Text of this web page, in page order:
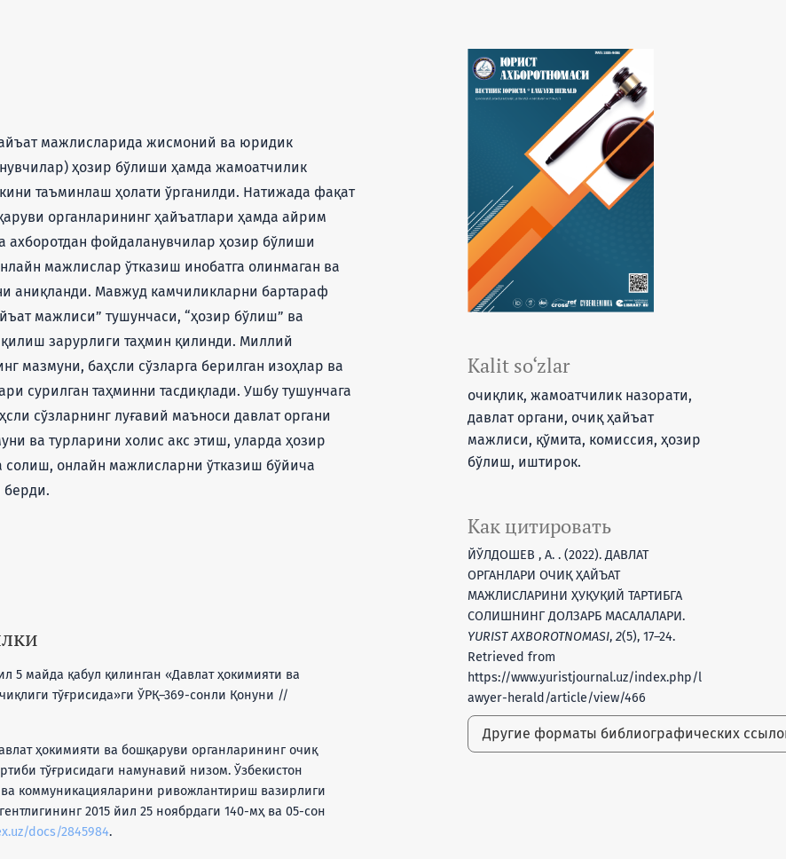
Kalit so‘zlar
очиқлик, жамоатчилик назорати,
давлат органи, очиқ ҳайъат
мажлиси, қўмита, комиссия, ҳозир
бўлиш, иштирок.
Как цитировать
ЙЎЛДОШЕВ , А. . (2022). ДАВЛАТ
ОРГАНЛАРИ ОЧИҚ ҲАЙЪАТ
МАЖЛИСЛАРИНИ ҲУҚУҚИЙ ТАРТИБГА
СОЛИШНИНГ ДОЛЗАРБ МАСАЛАЛАРИ.
YURIST AXBOROTNOMASI, 2(5), 17–24.
Retrieved from
https://www.yuristjournal.uz/index.php/l
awyer-herald/article/view/466
Другие форматы библиографических
мажлисларида жисмоний ва юридик
ҳозир бўлиши ҳамда жамоатчилик
таъминлаш ҳолати ўрганилди. Натижада фақат
органларининг ҳайъатлари ҳамда айрим
фойдаланувчилар ҳозир бўлиши
мажлислар ўтказиш инобатга олинмаган ва
аниқланди. Мавжуд камчиликларни бартараф
мажлиси” тушунчаси, “ҳозир бўлиш” ва
зарурлиги таҳмин қилинди. Миллий
мазмуни, баҳсли сўзларга берилган изоҳлар ва
сурилган таҳминни тасдиқлади. Ушбу тушунчага
сўзларнинг луғавий маъноси давлат органи
ва турларини холис акс этиш, уларда ҳозир
солиш, онлайн мажлисларни ўтказиш бўйича
5 майда қабул қилинган «Давлат ҳокимияти ва
тўғрисида»ги ЎРҚ–369-сонли Қонуни //
ҳокимияти ва бошқаруви органларининг очиқ
тўғрисидаги намунавий низом. Ўзбекистон
ва коммуникацияларини ривожлантириш вазирлиги
2015 йил 25 ноябрдаги 140-мҳ ва 05-сон
docs/2845984.